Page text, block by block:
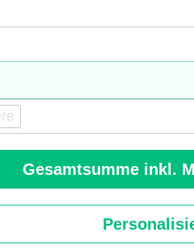
Gesamtsumme inkl.